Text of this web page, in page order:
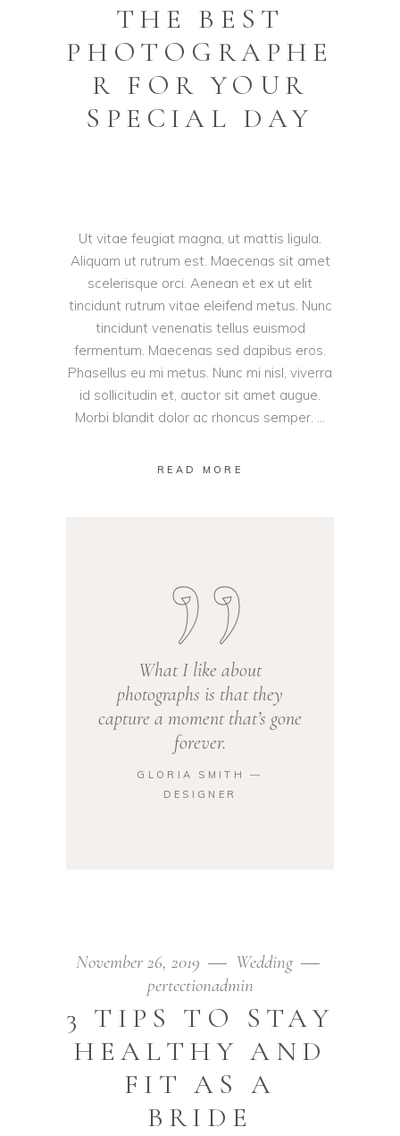
THE BEST
PHOTOGRAPHE
R FOR YOUR
SPECIAL DAY
Ut vitae feugiat magna, ut mattis ligula.
Aliquam ut rutrum est. Maecenas sit amet
scelerisque orci. Aenean et ex ut elit
tincidunt rutrum vitae eleifend metus. Nunc
tincidunt venenatis tellus euismod
fermentum. Maecenas sed dapibus eros.
Phasellus eu mi metus. Nunc mi nisl, viverra
id sollicitudin et, auctor sit amet augue.
Morbi blandit dolor ac rhoncus semper.
READ MORE
What I like about
photographs is that they
capture a moment that’s gone
forever.
GLORIA SMITH ―
DESIGNER
November 26, 2019
Wedding
pertectionadmin
3 TIPS TO STAY
HEALTHY AND
FIT AS A
BRIDE